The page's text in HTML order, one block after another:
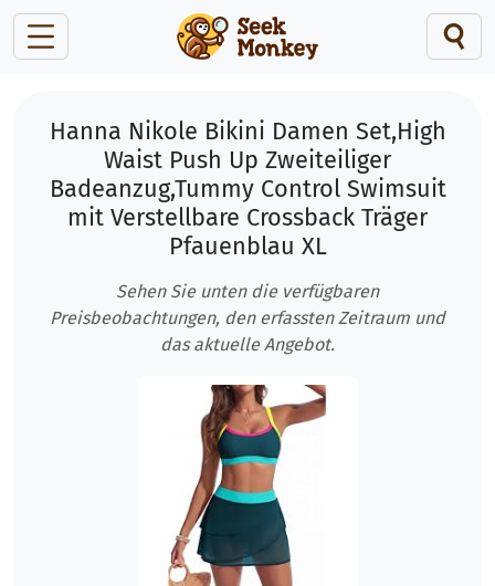
Hanna Nikole Bikini Damen Set,High
Waist Push Up Zweiteiliger
Badeanzug,Tummy Control Swimsuit
mit Verstellbare Crossback Träger
Pfauenblau XL
Sehen Sie unten die verfügbaren
Preisbeobachtungen, den erfassten Zeitraum und
das aktuelle Angebot.